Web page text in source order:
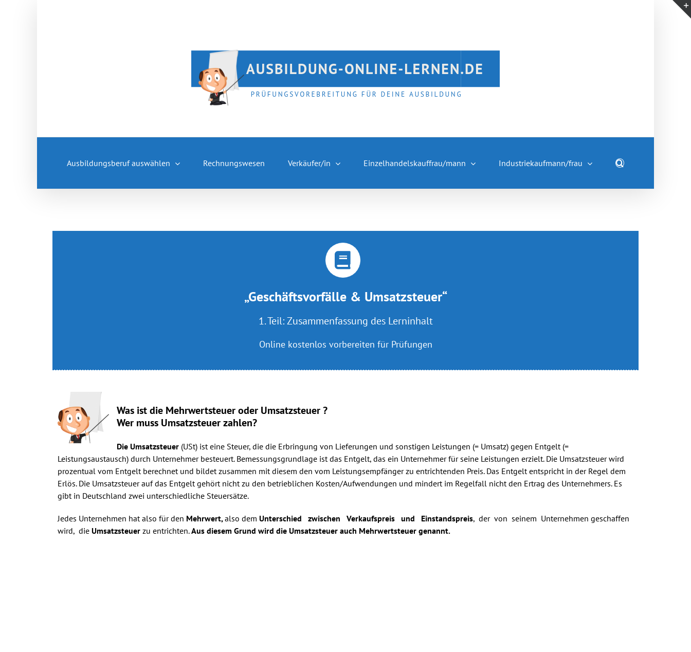
Ausbildungsberuf auswählen Rechnungswesen Verkäufer/in Einzelhandelskauffrau/mann Industriekaufmann/frau
„Geschäftsvorfälle & Umsatzsteuer“
1. Teil: Zusammenfassung des Lerninhalt
Online kostenlos vorbereiten für Prüfungen
Was ist die Mehrwertsteuer oder Umsatzsteuer ?
Wer muss Umsatzsteuer zahlen?
Die Umsatzsteuer (USt) ist eine Steuer, die die Erbringung von Lieferungen und sonstigen Leistungen (= Umsatz) gegen Entgelt (=
Leistungsaustausch) durch Unternehmer besteuert. Bemessungsgrundlage ist das Entgelt, das ein Unternehmer für seine Leistungen erzielt. Die Umsatzsteuer wird
prozentual vom Entgelt berechnet und bildet zusammen mit diesem den vom Leistungsempfänger zu entrichtenden Preis. Das Entgelt entspricht in der Regel dem
Erlös. Die Umsatzsteuer auf das Entgelt gehört nicht zu den betrieblichen Kosten/Aufwendungen und mindert im Regelfall nicht den Ertrag des Unternehmers. Es
gibt in Deutschland zwei unterschiedliche Steuersätze.
Jedes Unternehmen hat also für den Mehrwert,also dem Unterschied zwischen Verkaufspreis und Einstandspreis, der von seinem Unternehmen geschaffen
wird, die Umsatzsteuer zu entrichten.Aus diesem Grund wird die Umsatzsteuer auch Mehrwertsteuer genannt.